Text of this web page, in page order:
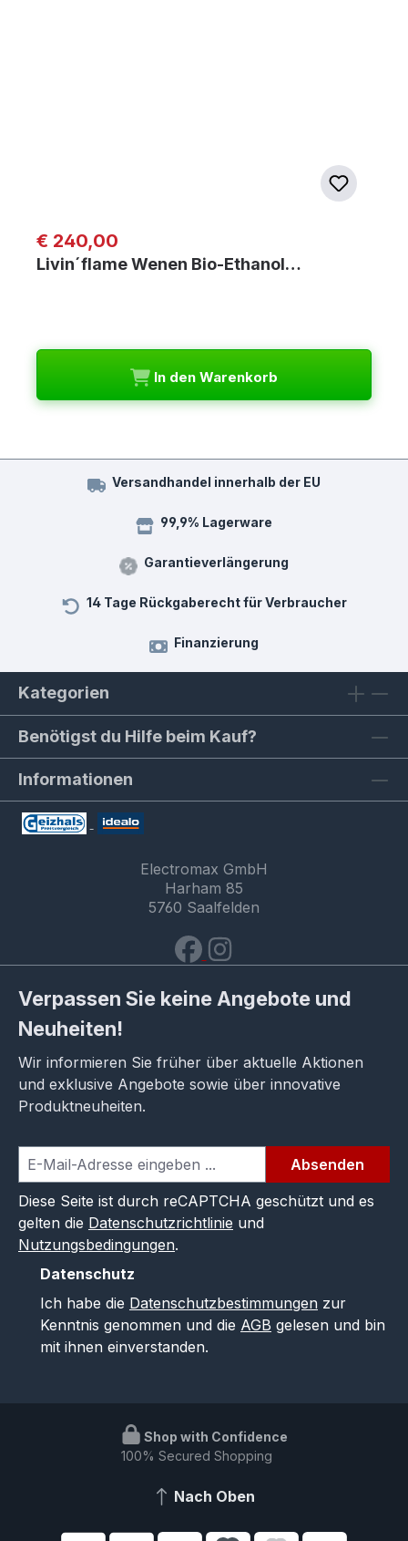
Regulärer Preis:
€ 240,00
Livin´flame Wenen Bio-Ethanol…
In den Warenkorb
Versandhandel innerhalb der EU
99,9% Lagerware
Garantieverlängerung
14 Tage Rückgaberecht für Verbraucher
Finanzierung
Kategorien
Benötigst du Hilfe beim Kauf?
Informationen
Electromax GmbH
Harham 85
5760 Saalfelden
Verpassen Sie keine Angebote und
Neuheiten!
Wir informieren Sie früher über aktuelle Aktionen
und exklusive Angebote sowie über innovative
Produktneuheiten.
Absenden
Diese Seite ist durch reCAPTCHA geschützt und es
gelten die Datenschutzrichtlinie und
Nutzungsbedingungen.
Datenschutz
Ich habe die Datenschutzbestimmungen zur
Kenntnis genommen und die AGB gelesen und bin
mit ihnen einverstanden.
Shop with Confidence
100% Secured Shopping
Nach Oben